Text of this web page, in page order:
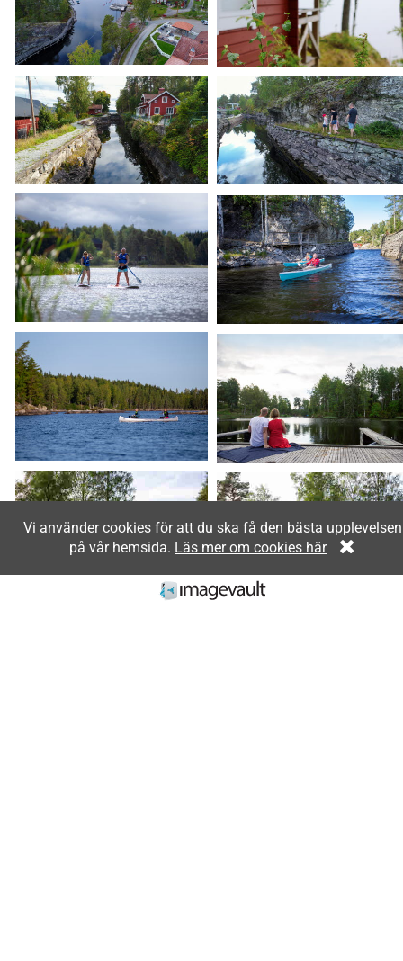
Vi använder cookies för att du ska få den bästa upplevelsen
på vår hemsida. Läs mer om cookies här